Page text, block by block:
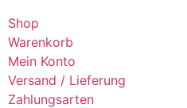
Shop
Warenkorb
Mein Konto
Versand / Lieferung
Zahlungsarten